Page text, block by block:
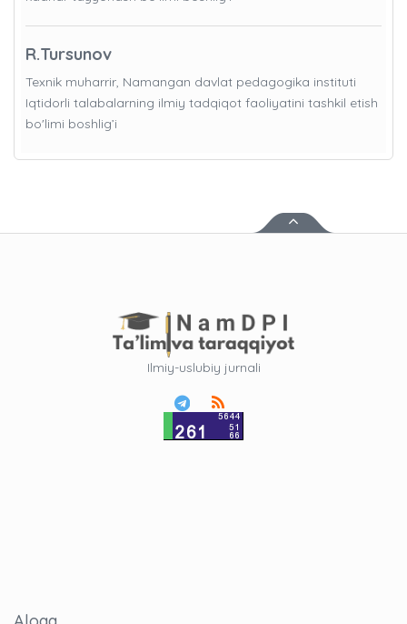
R.Tursunov
Texnik muharrir, Namangan davlat pedagogika instituti
Iqtidorli talabalarning ilmiy tadqiqot faoliyatini tashkil etish
bo'limi boshlig’i
Ilmiy-uslubiy jurnali